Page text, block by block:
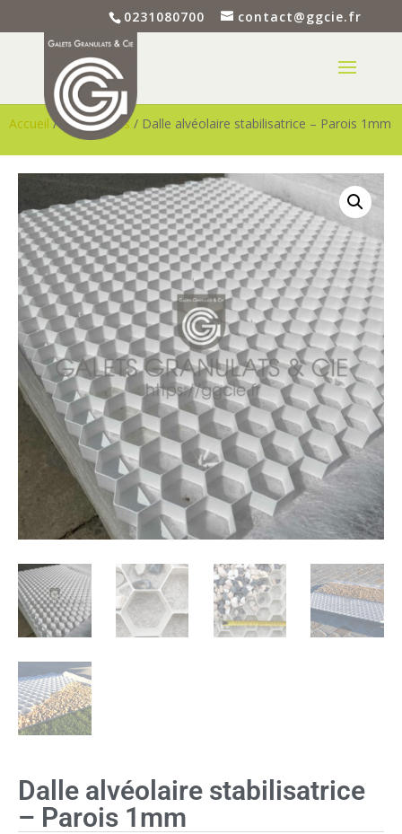
0231080700 contact@ggcie.fr
Accueil/Accessoires/ Dalle alvéolaire stabilisatrice – Parois 1mm
Dalle alvéolaire stabilisatrice
– Parois 1mm